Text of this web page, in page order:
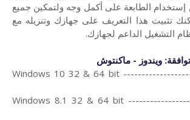
الطابعة على أكمل وجه ولتمكين جميع
تثبيت هذا التعريف على جهازك وتنزيله مع
التشغيل الداعم لجهازك.
ويندوز - ماكنتوش
Windows 10 32 & 64 bit
Windows 8.1 32 & 64 bit